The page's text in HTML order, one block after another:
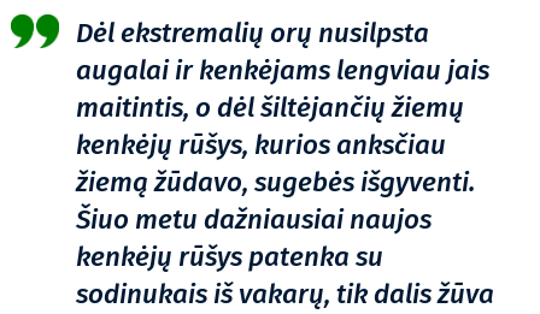
Dėl ekstremalių orų nusilpsta
augalai ir kenkėjams lengviau jais
maitintis, o dėl šiltėjančių žiemų
kenkėjų rūšys, kurios anksčiau
žiemą žūdavo, sugebės išgyventi.
Šiuo metu dažniausiai naujos
kenkėjų rūšys patenka su
sodinukais iš vakarų, tik dalis žūva